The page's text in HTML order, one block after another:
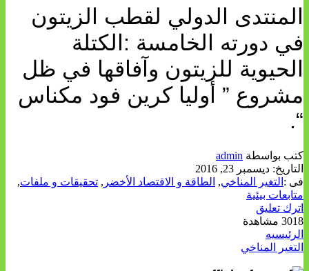
المنتدى الدولي لقطب الزيتون
في دورته الخامسة :الكتلة
الحيوية للزيتون وآفاقها في ظل
مشروع ” أوليا كرين فود مكناس
“.
كتب بواسطة admin
التاريخ: ديسمبر 23, 2016
فى : التغير المناخي, الطاقة و الاقتصاد الأخضر , تحقيقات و ملفات,
متابعات بيئية
اترك تعليق
3018 مشاهدة
الرئيسيه
التغير المناخي